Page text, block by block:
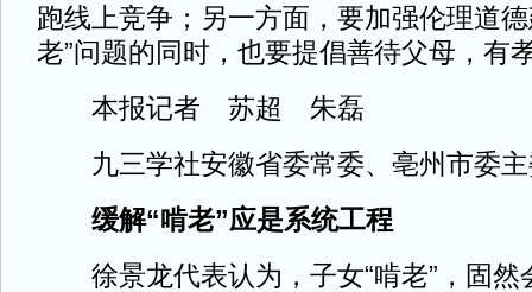
跑线上竞争；另一方面，要加强伦理道
老”问题的同时，也要提倡善待父母，有
本报记者 苏超 朱磊
九三学社安徽省委常委、亳州市委主
缓解“啃老”应是系统工程
徐景龙代表认为，子女“啃老”，固然